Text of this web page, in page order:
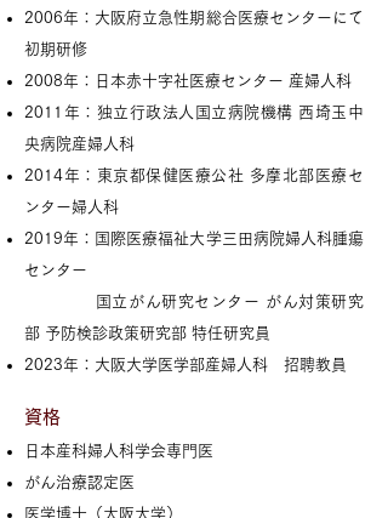
2006年：大阪府立急性期総合医療センターにて
初期研修
2008年：日本赤十字社医療センター 産婦人科
2011年：独立行政法人国立病院機構 西埼玉中
央病院産婦人科
2014年：東京都保健医療公社 多摩北部医療セ
ンター婦人科
2019年：国際医療福祉大学三田病院婦人科腫瘍
センター
国立がん研究センター がん対策研究
部 予防検診政策研究部 特任研究員
2023年：大阪大学医学部産婦人科 招聘教員
資格
日本産科婦人科学会専門医
がん治療認定医
医学博士（大阪大学）